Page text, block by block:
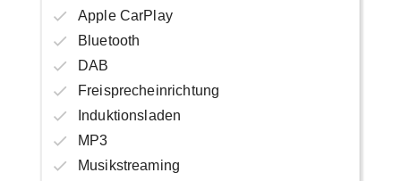
Apple CarPlay
Bluetooth
DAB
Freisprecheinrichtung
Induktionsladen
MP3
Musikstreaming